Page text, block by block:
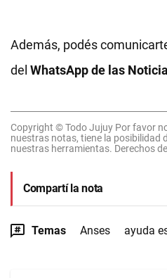
Además, podés
del WhatsApp de las
Copyright © Todo Jujuy Por favor
nuestras notas, tiene la posibilidad
nuestras herramientas. Derechos
Compartí la nota
Temas Anses ayuda